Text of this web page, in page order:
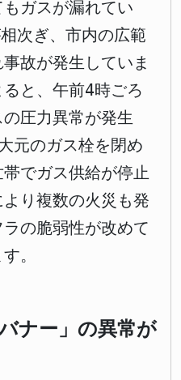
ガスが漏れてい
次ぎ、市内の広範
故が発生していま
と、午前4時ごろ
圧力異常が発生
元のガス栓を閉め
でガス供給が停止
り複数の火災も発
の脆弱性が改めて
。
ナー」の異常が